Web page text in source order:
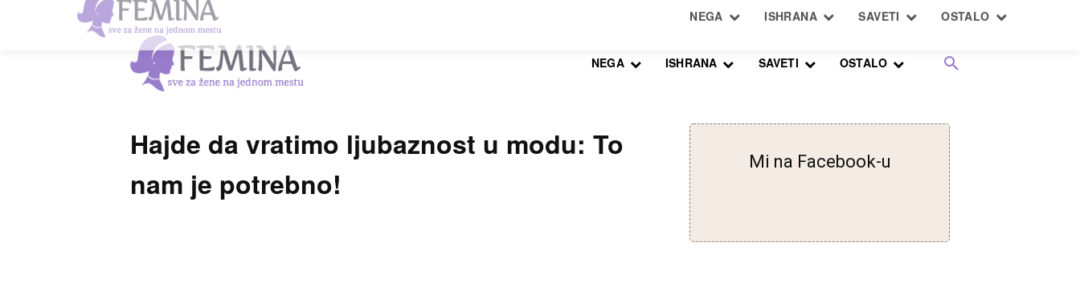
NEGA ISHRANA SAVETI OSTALO
Hajde da vratimo ljubaznost u modu: To
nam je potrebno!
Mi na Facebook-u